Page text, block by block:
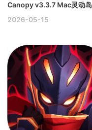
2026-05-15